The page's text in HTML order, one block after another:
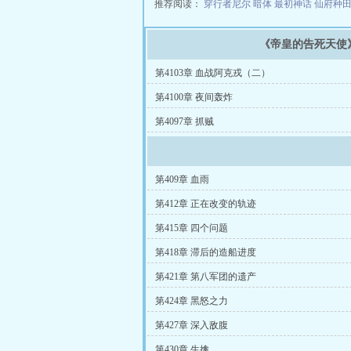
推荐阅读： 穿行者尼尔 暗体 最初神话 仙府种
《帝皇的告死天
第4103章 血战阿克戎（二）
第4100章 夜间轰炸
第4097章 抓贼
第409章 血雨
第412章 正在改变的轨迹
第415章 四个问题
第418章 滞后的造船进度
第421章 第八军团的遗产
第424章 黑怒之力
第427章 深入敌腹